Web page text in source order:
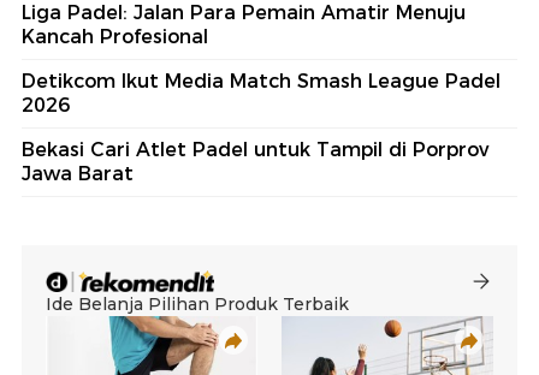
Liga Padel: Jalan Para Pemain Amatir Menuju
Kancah Profesional
Detikcom Ikut Media Match Smash League Padel
2026
Bekasi Cari Atlet Padel untuk Tampil di Porprov
Jawa Barat